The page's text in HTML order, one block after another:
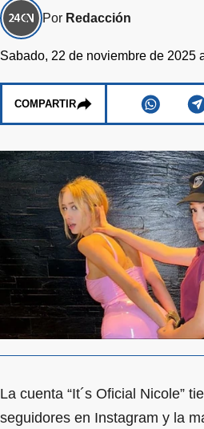
Por Redacción
Sabado, 22 de noviembre de 2025
COMPARTIR
La cuenta “It´s Oficial Nicole”
seguidores en Instagram y la